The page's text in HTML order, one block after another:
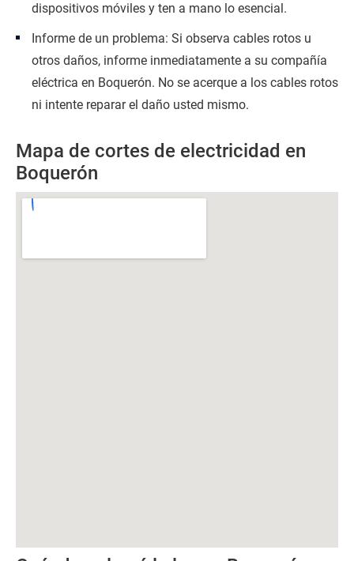
dispositivos móviles y ten a mano lo esencial.
Informe de un problema: Si observa cables rotos u
otros daños, informe inmediatamente a su compañía
eléctrica en Boquerón. No se acerque a los cables rotos
ni intente reparar el daño usted mismo.
Mapa de cortes de electricidad en
Boquerón